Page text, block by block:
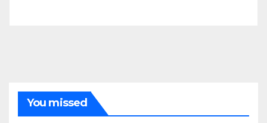
You missed